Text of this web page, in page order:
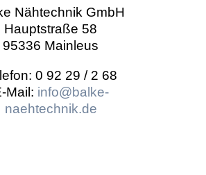
Nähtechnik GmbH
Hauptstraße 58
95336 Mainleus
0 92 29 / 2 68
Mail: info@balke-
naehtechnik.de